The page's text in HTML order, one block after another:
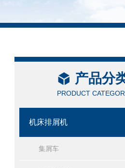
产品分
PRODUCT
机床排屑机
集屑车